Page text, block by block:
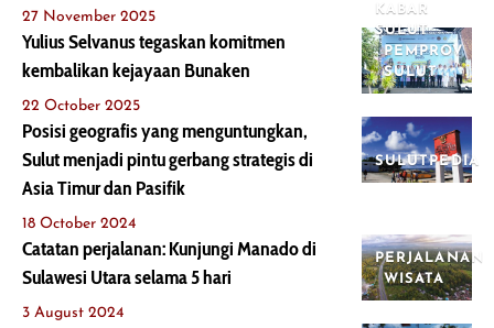
27 November 2025
KABAR
SULUT
PEMPROV
SULUT
Yulius Selvanus tegaskan komitmen
kembalikan kejayaan Bunaken
22 October 2025
SULUTPEDIA
Posisi geografis yang menguntungkan,
Sulut menjadi pintu gerbang strategis di
Asia Timur dan Pasifik
18 October 2024
PERJALANAN
WISATA
Catatan perjalanan: Kunjungi Manado di
Sulawesi Utara selama 5 hari
3 August 2024